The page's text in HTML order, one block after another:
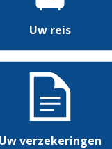
Uw reis
Uw verzekeringen